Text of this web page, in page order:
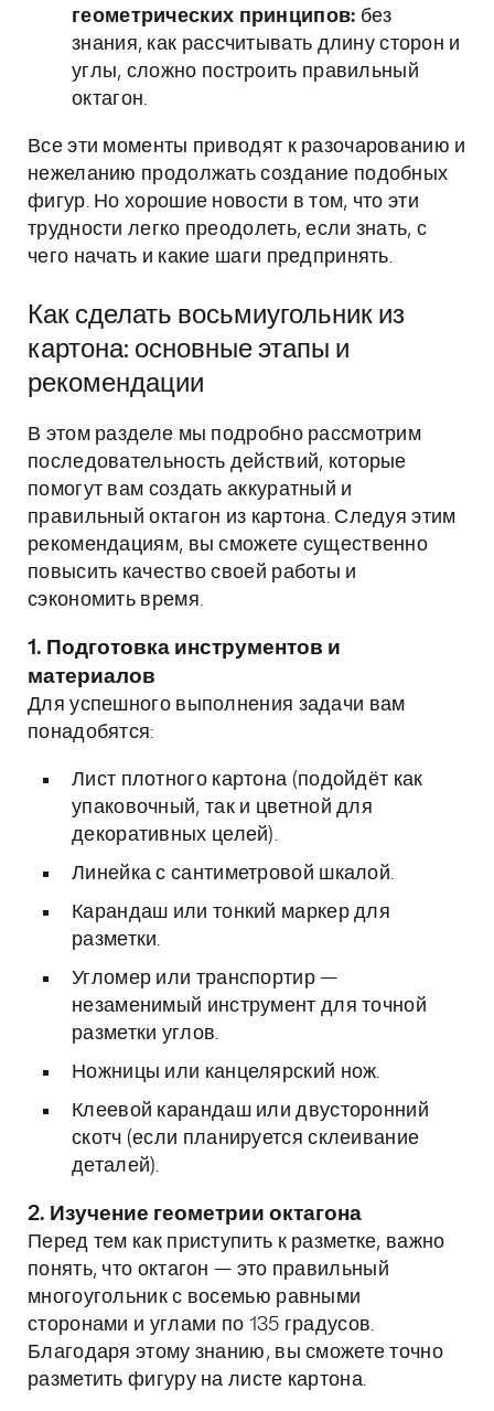
геометрических принципов: без
знания, как рассчитывать длину сторон и
углы, сложно построить правильный
октагон.
Все эти моменты приводят к разочарованию и
нежеланию продолжать создание подобных
фигур. Но хорошие новости в том, что эти
трудности легко преодолеть, если знать, с
чего начать и какие шаги предпринять.
Как сделать восьмиугольник из
картона: основные этапы и
рекомендации
В этом разделе мы подробно рассмотрим
последовательность действий, которые
помогут вам создать аккуратный и
правильный октагон из картона. Следуя этим
рекомендациям, вы сможете существенно
повысить качество своей работы и
сэкономить время.
1. Подготовка инструментов и
материалов
Для успешного выполнения задачи вам
понадобятся:
Лист плотного картона (подойдёт как
упаковочный, так и цветной для
декоративных целей).
Линейка с сантиметровой шкалой.
Карандаш или тонкий маркер для
разметки.
Угломер или транспортир —
незаменимый инструмент для точной
разметки углов.
Ножницы или канцелярский нож.
Клеевой карандаш или двусторонний
скотч (если планируется склеивание
деталей).
2. Изучение геометрии октагона
Перед тем как приступить к разметке, важно
понять, что октагон — это правильный
многоугольник с восемью равными
сторонами и углами по 135 градусов.
Благодаря этому знанию, вы сможете точно
разметить фигуру на листе картона.